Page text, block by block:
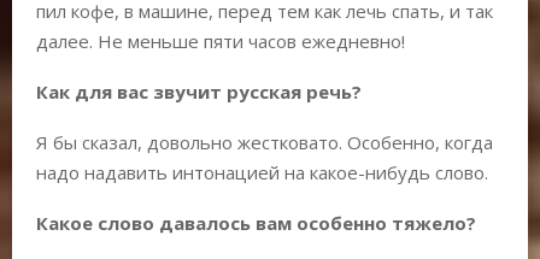
пил кофе, в машине, перед тем как лечь спать, и так
далее. Не меньше пяти часов ежедневно!
Как для вас звучит русская речь?
Я бы сказал, довольно жестковато. Особенно, когда
надо надавить интонацией на какое-нибудь слово.
Какое слово давалось вам особенно тяжело?